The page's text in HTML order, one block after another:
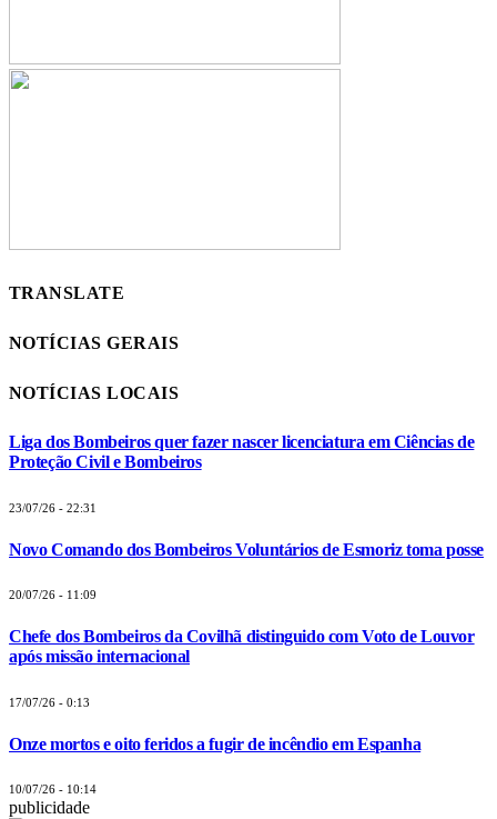
TRANSLATE
NOTÍCIAS GERAIS
NOTÍCIAS LOCAIS
Liga dos Bombeiros quer fazer nascer licenciatura em Ciências de
Proteção Civil e Bombeiros
23/07/26 - 22:31
Novo Comando dos Bombeiros Voluntários de Esmoriz toma posse
20/07/26 - 11:09
Chefe dos Bombeiros da Covilhã distinguido com Voto de Louvor
após missão internacional
17/07/26 - 0:13
Onze mortos e oito feridos a fugir de incêndio em Espanha
10/07/26 - 10:14
publicidade